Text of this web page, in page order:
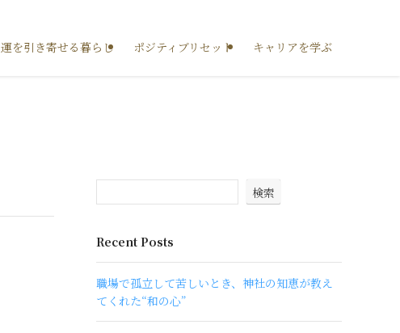
運を引き寄せる暮らし ポジティブリセット キャリアを学ぶ
検索
Recent Posts
職場で孤立して苦しいとき、神社の知恵が教え
てくれた“和の心”